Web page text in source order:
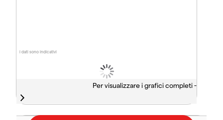
I dati sono indicativi
Per visualizzare i grafici completi -